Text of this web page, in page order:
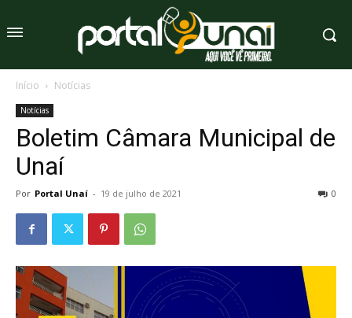
Início Notícias
Notícias
Boletim Câmara Municipal de
Unaí
Por Portal Unaí - 19 de julho de 2021 0